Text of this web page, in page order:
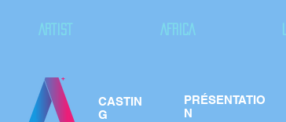
ARTIST AFRICA
CASTIN
G
PRÉSENTATIO
N